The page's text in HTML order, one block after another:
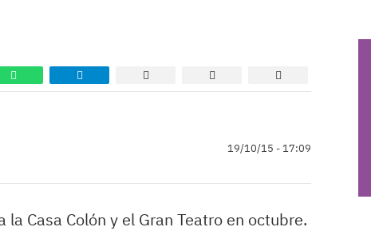
19/10/15 - 17:09
Casa Colón y el Gran Teatro en octubre.